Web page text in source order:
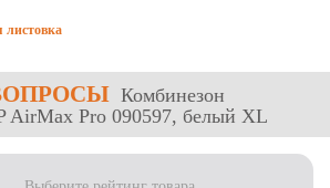
Комбинезон
AirMax Pro 090597, белый ХL